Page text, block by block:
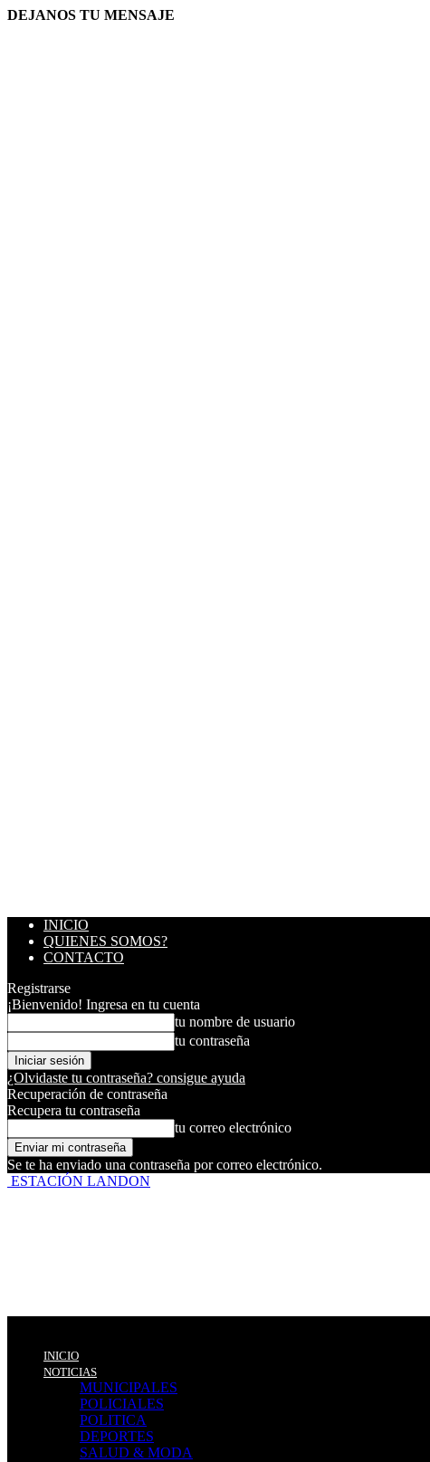
DEJANOS TU MENSAJE
INICIO
QUIENES SOMOS?
CONTACTO
Registrarse
¡Bienvenido! Ingresa en tu cuenta
tu nombre de usuario
tu contraseña
¿Olvidaste tu contraseña? consigue ayuda
Recuperación de contraseña
Recupera tu contraseña
tu correo electrónico
Se te ha enviado una contraseña por correo electrónico.
ESTACIÓN LANDON
INICIO
NOTICIAS
MUNICIPALES
POLICIALES
POLITICA
DEPORTES
SALUD & MODA